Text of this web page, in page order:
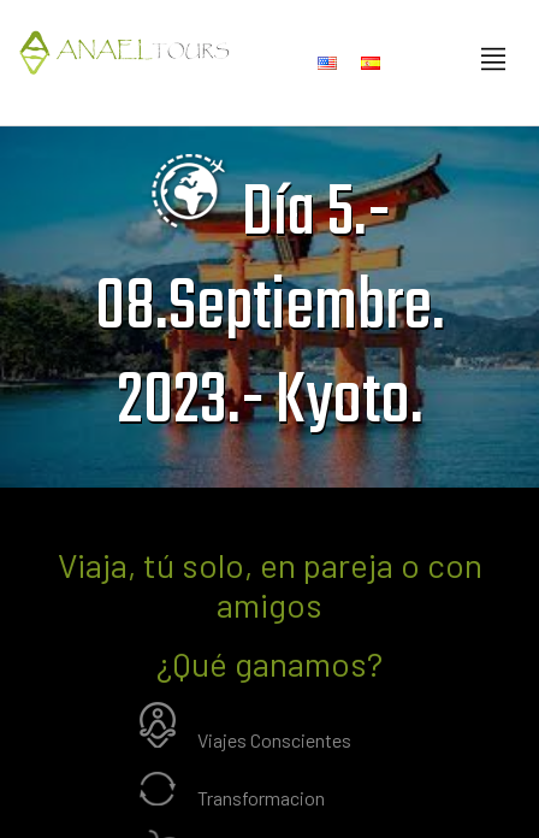
content
Día 5.-
08.Septiembre.
2023.- Kyoto.
Viaja, tú solo, en pareja o con
amigos
¿Qué ganamos?
Viajes Conscientes
Transformacion